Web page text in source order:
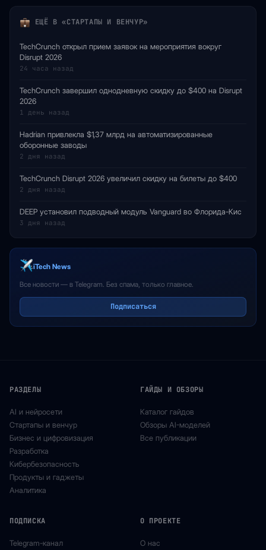
ЕЩЁ В «СТАРТАПЫ И ВЕНЧУР»
TechCrunch открыл прием заявок на мероприятия вокруг
Disrupt 2026
24 часа назад
TechCrunch завершил однодневную скидку до $400 на Disrupt
2026
1 день назад
Hadrian привлекла $1,37 млрд на автоматизированные
оборонные заводы
2 дня назад
TechCrunch Disrupt 2026 увеличил скидку на билеты до $400
2 дня назад
DEEP установил подводный модуль Vanguard во Флорида-Кис
3 дня назад
iTech News
Все новости — в Telegram. Без спама, только главное.
Подписаться
РАЗДЕЛЫ
AI и нейросети
Стартапы и венчур
Бизнес и цифровизация
Разработка
Кибербезопасность
Продукты и гаджеты
Аналитика
ГАЙДЫ И ОБЗОРЫ
Каталог гайдов
Обзоры AI-моделей
Все публикации
ПОДПИСКА
Telegram-канал
О ПРОЕКТЕ
О нас